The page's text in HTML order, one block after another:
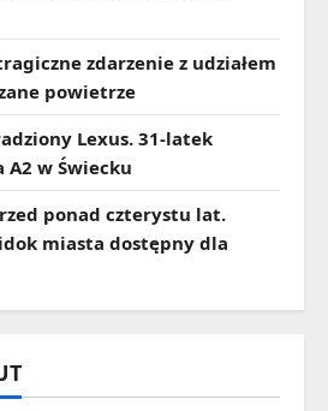
zdarzenie z udziałem
powietrze
Lexus. 31‑latek
w Świecku
ponad czterystu lat.
miasta dostępny dla